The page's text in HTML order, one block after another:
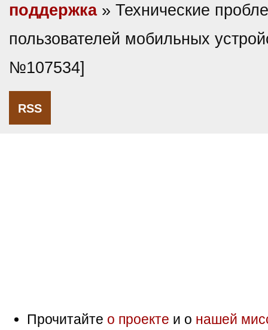
поддержка» Технические
пользователей мобильных
№107534]
RSS
Прочитайте о проекте и о нашей